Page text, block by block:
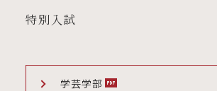
特別入試
学芸学部